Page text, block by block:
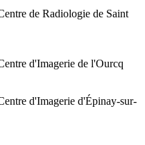
de Radiologie de Saint
d'Imagerie de l'Ourcq
d'Imagerie d'Épinay-sur-